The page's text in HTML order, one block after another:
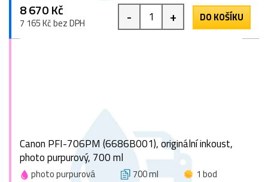
8 670 Kč
7 165 Kč bez DPH - + DO KOŠÍKU
Canon PFI-706PM (6686B001), originální inkoust,
photo purpurový, 700 ml
photo purpurová 700 ml
1 bod